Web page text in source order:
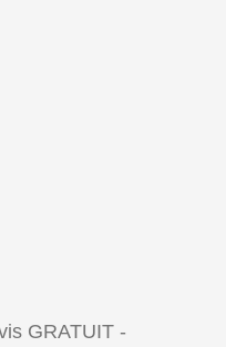
GRATUIT -